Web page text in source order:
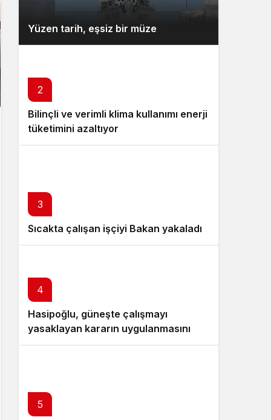
Yüzen tarih, eşsiz bir müze
2
Bilinçli ve verimli klima kullanımı enerji
tüketimini azaltıyor
3
Sıcakta çalışan işçiyi Bakan yakaladı
4
Hasipoğlu, güneşte çalışmayı
yasaklayan kararın uygulanmasını
Yeniboğaziçi’nde denetledi
5